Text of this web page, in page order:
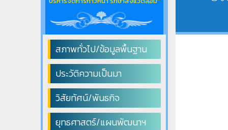
สภาพทั่วไป/ข้อมูลพื้นฐาน
ประวัติความเป็นมา
วิสัยทัศน์/พันธกิจ
ยุทธศาสตร์/แผนพัฒนาฯ